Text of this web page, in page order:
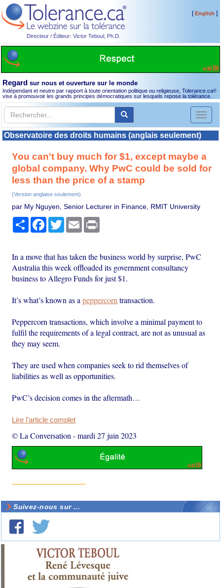
Directeur / Éditeur: Victor Teboul, Ph.D.
[English ]
Regard sur nous et ouverture sur le monde
Indépendant et neutre par rapport à toute orientation politique ou religieuse, Tolerance.ca®
vise à promouvoir les grands principes démocratiques sur lesquels repose la tolérance.
Toggle
Observatoire des droits humains (anglais seulement)
You can't buy much for $1, except maybe a
global company. Why PwC could be sold for
less than the price of a stamp
(Version anglaise seulement)
par My Nguyen, Senior Lecturer in Finance, RMIT University
PartagerFacebook
TwitterEmail
In a move that has taken the business world by surprise, PwC
Australia this week offloaded its government consultancy
business to Allegro Funds for just $1.
It’s what’s known as apeppercorn transaction.
Peppercorn transactions, which involve a minimal payment to
fulfil the requirements of a legal contract, are not as unusual as
they may seem.
They are used when companies seek to rid themselves of
liabilities as well as opportunities.
PwC’s decision comes in the aftermath…
Lire l'article complet
© La Conversation -mardi 27 juin 2023
Suivez-nous sur ...